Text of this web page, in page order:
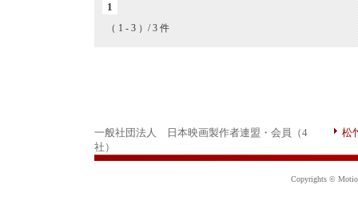
1
（ 1 - 3 ）/ 3 件
一般社団法人 日本映画製作者連盟・会員（4
社）
松
Copyrights ©